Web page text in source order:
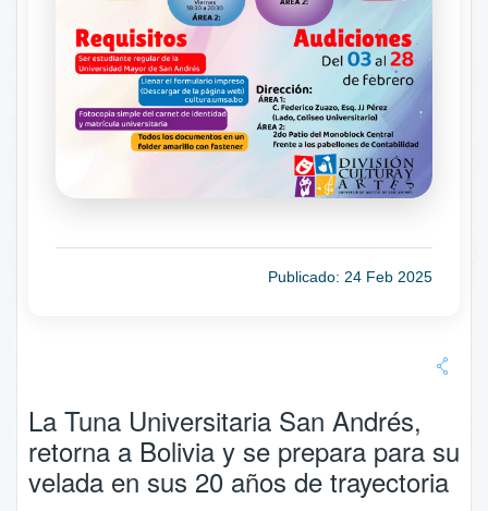
Publicado: 24 Feb 2025
La Tuna Universitaria San Andrés,
retorna a Bolivia y se prepara para su
velada en sus 20 años de trayectoria